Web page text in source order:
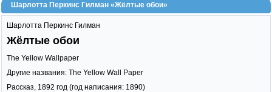
Шарлотта Перкинс Гилман «Жёлтые обои»
Шарлотта Перкинс Гилман
Жёлтые обои
The Yellow Wallpaper
Другие названия: The Yellow Wall Paper
Рассказ, 1892 год (год написания: 1890)